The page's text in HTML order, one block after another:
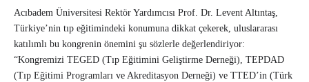
Acıbadem Üniversitesi Rektör Yardımcısı Prof. Dr. Levent Altıntaş,
Türkiye’nin tıp eğitimindeki konumuna dikkat çekerek, uluslararası
katılımlı bu kongrenin önemini şu sözlerle değerlendiriyor:
“Kongremizi TEGED (Tıp Eğitimini Geliştirme Derneği), TEPDAD
(Tıp Eğitimi Programları ve Akreditasyon Derneği) ve TTED’in (Türk